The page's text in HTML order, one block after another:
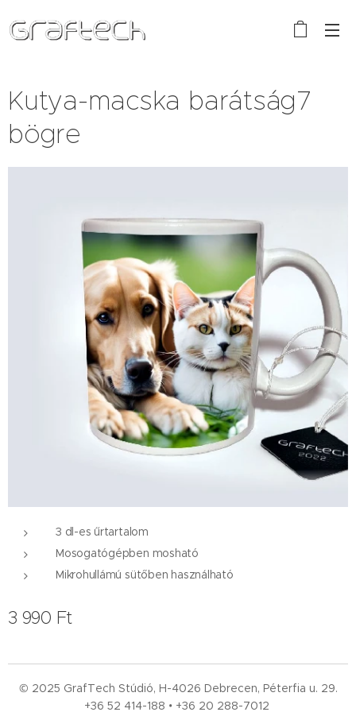
Kutya-macska barátság7
bögre
3 dl-es űrtartalom
Mosogatógépben mosható
Mikrohullámú sütőben használható
3 990 Ft
© 2025 GrafTech Stúdió, H-4026 Debrecen, Péterfia u. 29.
+36 52 414-188 • +36 20 288-7012